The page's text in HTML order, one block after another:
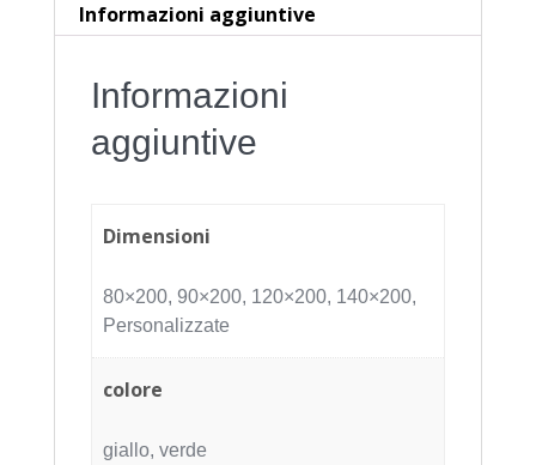
Informazioni aggiuntive
Informazioni
aggiuntive
Dimensioni
80×200, 90×200, 120×200, 140×200,
Personalizzate
colore
giallo, verde